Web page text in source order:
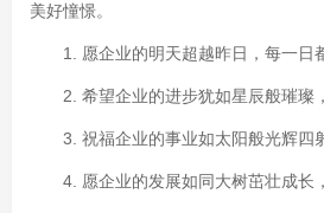
美好憧憬。
1. 愿企业的明天超越昨日，每一日
2. 希望企业的进步犹如星辰般璀璨
3. 祝福企业的事业如太阳般光辉四
4. 愿企业的发展如同大树茁壮成长